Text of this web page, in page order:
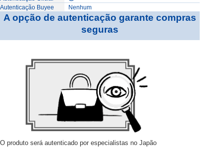
Nenhum
A opção de autenticação garante compras
seguras
O produto será autenticado por especialistas no Japão